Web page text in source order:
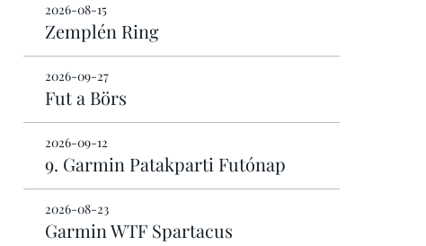
2026-08-15
Zemplén Ring
2026-09-27
Fut a Börs
2026-09-12
9. Garmin Patakparti Futónap
2026-08-23
Garmin WTF Spartacus